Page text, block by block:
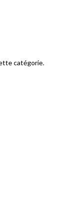
catégorie.